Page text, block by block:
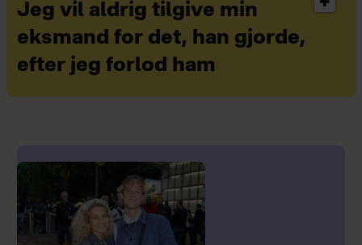
Jeg vil aldrig tilgive min
eksmand for det, han gjorde,
efter jeg forlod ham